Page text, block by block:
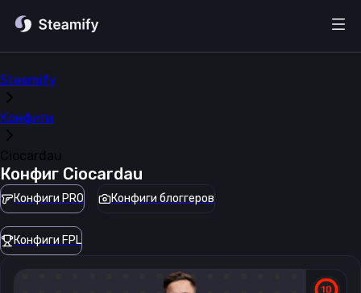
Steamify
Конфиги
Ciocardau
Конфиг Ciocardau
Конфиги PRO Конфиги блоггеров
Конфиги FPL